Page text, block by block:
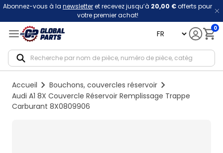
Abonnez-vous à la newsletteret recevez jusqu’à 20,00 €offerts pour
votre premier achat!
language 0
Accueil
Bouchons, couvercles réservoir
Audi A1 8X Couvercle Réservoir Remplissage Trappe
Carburant 8X0809906